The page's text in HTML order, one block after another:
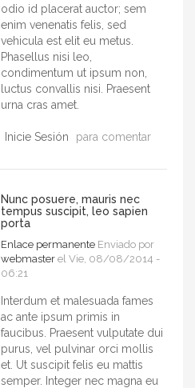
odio id placerat auctor; sem
enim venenatis felis, sed
vehicula est elit eu metus.
Phasellus nisi leo,
condimentum ut ipsum non,
luctus convallis nisi. Praesent
urna cras amet.
Inicie Sesión para comentar
Nunc posuere, mauris nec
tempus suscipit, leo sapien
porta
Enlace permanente Enviado por
webmaster el Vie, 08/08/2014 -
06:21
Interdum et malesuada fames
ac ante ipsum primis in
faucibus. Praesent vulputate dui
purus, vel pulvinar orci mollis
et. Ut suscipit felis eu mattis
semper. Integer nec magna eu